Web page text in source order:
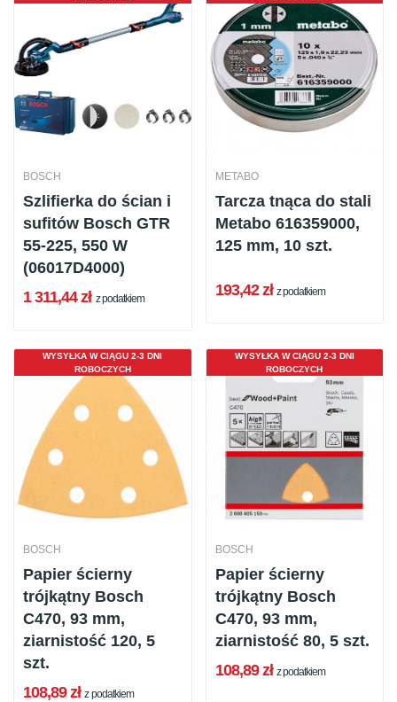
BOSCH
Szlifierka do ścian i
sufitów Bosch GTR
55-225, 550 W
(06017D4000)
1 311,44 zł z podatkiem
METABO
Tarcza tnąca do stali
Metabo 616359000,
125 mm, 10 szt.
193,42 zł z podatkiem
WYSYŁKA W CIĄGU 2-3 DNI
ROBOCZYCH
BOSCH
Papier ścierny
trójkątny Bosch
C470, 93 mm,
ziarnistość 120, 5
szt.
108,89 zł z podatkiem
WYSYŁKA W CIĄGU 2-3 DNI
ROBOCZYCH
BOSCH
Papier ścierny
trójkątny Bosch
C470, 93 mm,
ziarnistość 80, 5 szt.
108,89 zł z podatkiem